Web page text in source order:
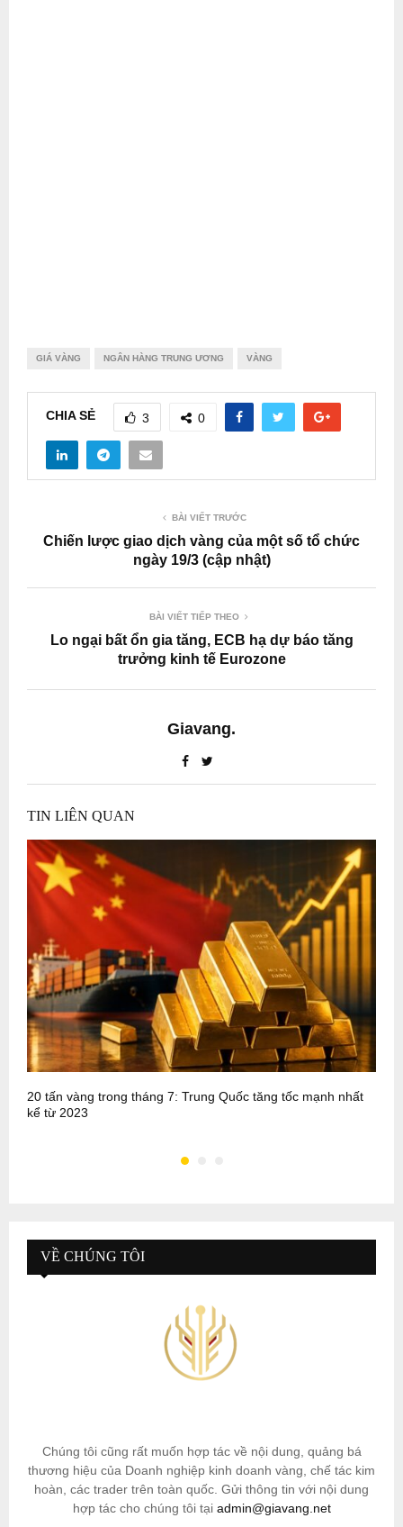
GIÁ VÀNG NGÂN HÀNG TRUNG ƯƠNG VÀNG
CHIA SẺ 3 0
BÀI VIẾT TRƯỚC
Chiến lược giao dịch vàng của một số tổ chức
ngày 19/3 (cập nhật)
BÀI VIẾT TIẾP THEO
Lo ngại bất ổn gia tăng, ECB hạ dự báo tăng
trưởng kinh tế Eurozone
Giavang.
TIN LIÊN QUAN
20 tấn vàng trong tháng 7: Trung Quốc tăng tốc mạnh nhất
kể từ 2023
VỀ CHÚNG TÔI
Chúng tôi cũng rất muốn hợp tác về nội dung, quảng bá
thương hiệu của Doanh nghiệp kinh doanh vàng, chế tác kim
hoàn, các trader trên toàn quốc. Gửi thông tin với nội dung
hợp tác cho chúng tôi tại admin@giavang.net